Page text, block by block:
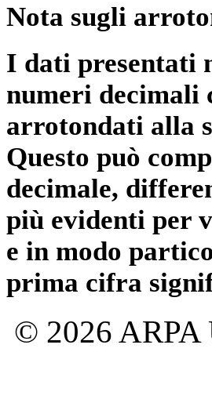
Nota sugli
I dati presentati
numeri decimali
arrotondati alla
Questo può
decimale,
più evidenti per
e in modo
prima cifra
© 2026